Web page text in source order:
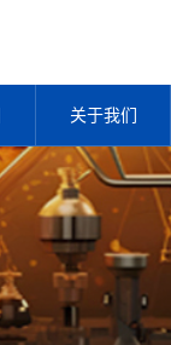
关于我们